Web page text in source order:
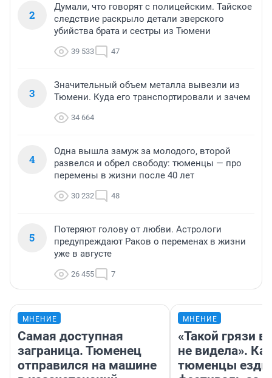
2
Думали, что говорят с полицейским. Тайское
следствие раскрыло детали зверского
убийства брата и сестры из Тюмени
39 533 47
3
Значительный объем металла вывезли из
Тюмени. Куда его транспортировали и зачем
34 664
4
Одна вышла замуж за молодого, второй
развелся и обрел свободу: тюменцы — про
перемены в жизни после 40 лет
30 232 48
5
Потеряют голову от любви. Астрологи
предупреждают Раков о переменах в жизни
уже в августе
26 455 7
МНЕНИЕ
Самая доступная
заграница. Тюменец
отправился на машине
МНЕНИЕ
«Такой грязи
не видела».
тюменцы